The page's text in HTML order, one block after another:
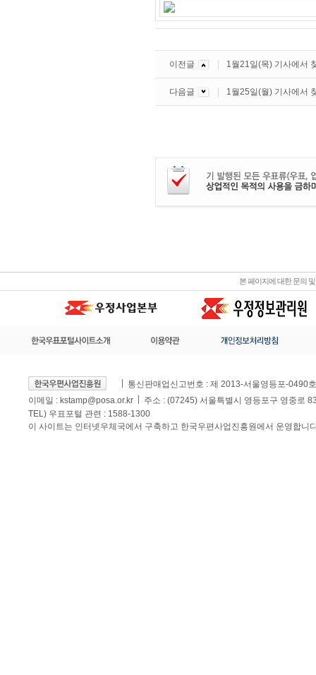
이전글 1월21일(목) 기사에서
다음글 1월25일(월) 기사에서
본 페이지에 대한 문의
통신판매업신고번호 : 제 2013-서울영등포-0490호
이메일 : kstamp@posa.or.kr
주소 : (07245) 서울특별시 영등포구 영중로
TEL) 우표포털 관련 : 1588-1300
이 사이트는 인터넷우체국에서 구축하고 한국우편사업진흥원에서 운영합니